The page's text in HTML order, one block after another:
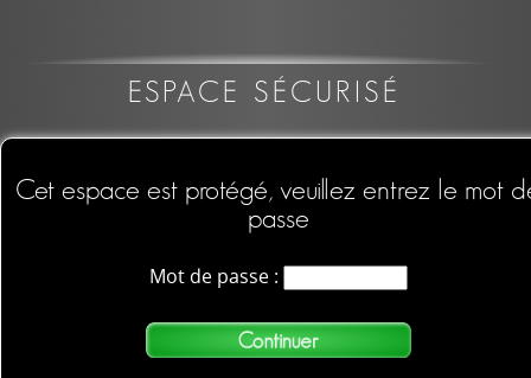
ESPACE SÉCURISÉ
Cet espace est protégé, veuillez entrez le mot
passe
Mot de passe :